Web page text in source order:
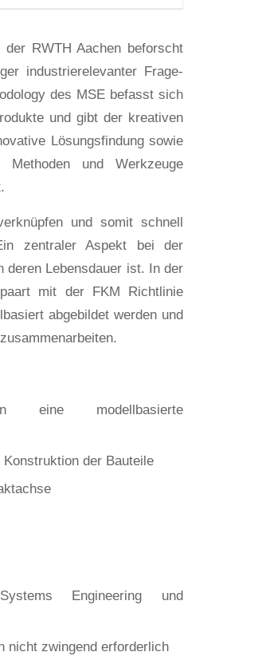
RWTH Aachen beforscht
industrierelevanter Frage-
des MSE befasst sich
und gibt der kreativen
Lösungsfindung sowie
Methoden und Werkzeuge
und somit schnell
zentraler Aspekt bei der
deren Lebensdauer ist. In der
mit der FKM Richtlinie
abgebildet werden und
eine modellbasierte
der Bauteile
Engineering und
nicht zwingend erforderlich